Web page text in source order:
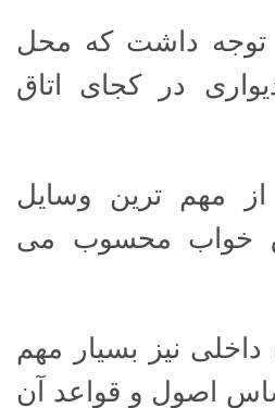
توجه داشت که محل
در کجای اتاق
مهم ترین وسایل
خواب محسوب می
نیز بسیار مهم
اصول و قواعد آن